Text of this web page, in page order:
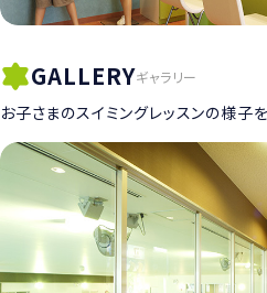
GALLERYギャラリー
お子さまのスイミングレッスンの様子